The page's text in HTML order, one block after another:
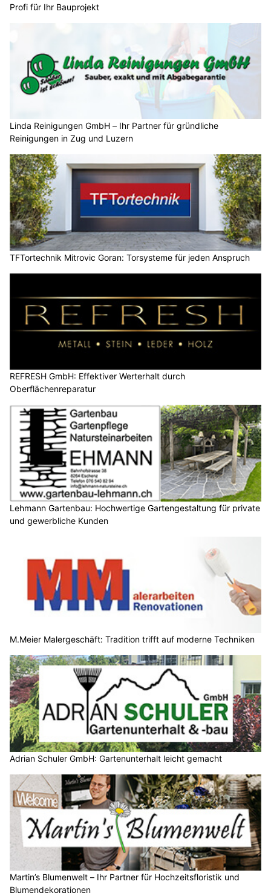
Profi für Ihr Bauprojekt
Linda Reinigungen GmbH – Ihr Partner für gründliche
Reinigungen in Zug und Luzern
TFTortechnik Mitrovic Goran: Torsysteme für jeden Anspruch
REFRESH GmbH: Effektiver Werterhalt durch
Oberflächenreparatur
Lehmann Gartenbau: Hochwertige Gartengestaltung für private
und gewerbliche Kunden
M.Meier Malergeschäft: Tradition trifft auf moderne Techniken
Adrian Schuler GmbH: Gartenunterhalt leicht gemacht
Martin’s Blumenwelt – Ihr Partner für Hochzeitsfloristik und
Blumendekorationen